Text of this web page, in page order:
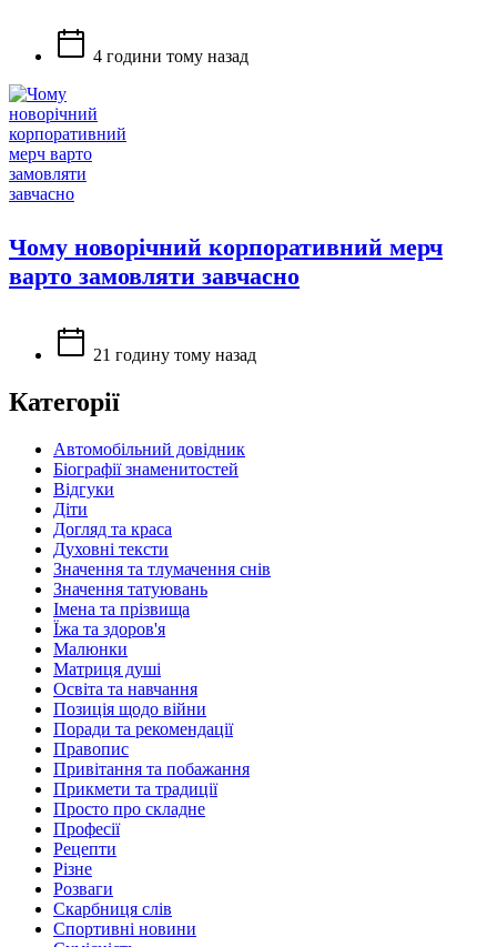
4 години тому назад
Чому новорічний корпоративний мерч
варто замовляти завчасно
21 годину тому назад
Категорії
Автомобільний довідник
Біографії знаменитостей
Відгуки
Діти
Догляд та краса
Духовні тексти
Значення та тлумачення снів
Значення татуювань
Імена та прізвища
Їжа та здоров'я
Малюнки
Матриця душі
Освіта та навчання
Позиція щодо війни
Поради та рекомендації
Правопис
Привітання та побажання
Прикмети та традиції
Просто про складне
Професії
Рецепти
Різне
Розваги
Скарбниця слів
Спортивні новини